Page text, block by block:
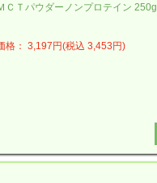
ＣＴパウダーノンプロテイン 250g
格： 3,197円(税込 3,453円)